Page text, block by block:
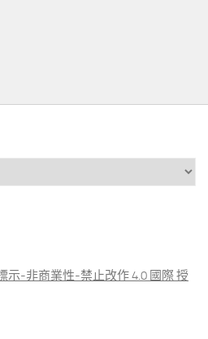
示-非商業性-禁止改作 4.0 國際 授